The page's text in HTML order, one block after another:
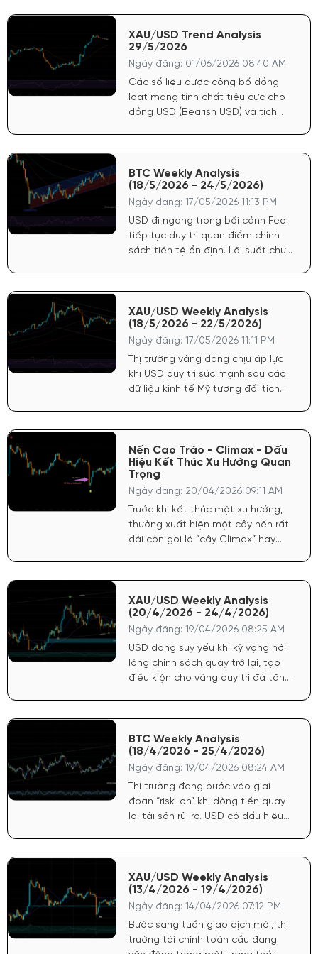
chắc để trì hoãn lộ trình nới lỏng
tiền tệ, trực tiếp tước đi động lực
tăng giá mạnh nhất của vàng.
XAU/USD Trend Analysis
29/5/2026
Ngày đăng: 01/06/2026 08:40 AM
Các số liệu được công bố đồng
loạt mang tính chất tiêu cực cho
đồng USD (Bearish USD) và tích
0.2% (thấp hơn dự báo 0.3%). Chỉ
số giá GDP sơ bộ cũng giảm còn
3.5% (dự báo 3.6%).
BTC Weekly Analysis
(18/5/2026 - 24/5/2026)
Ngày đăng: 17/05/2026 11:13 PM
USD đi ngang trong bối cảnh Fed
tiếp tục duy trì quan điểm chính
sách tiền tệ ổn định. Lãi suất chưa
lưu trú ở các tài sản rủi ro.
XAU/USD Weekly Analysis
(18/5/2026 - 22/5/2026)
Ngày đăng: 17/05/2026 11:11 PM
Thị trường vàng đang chịu áp lực
khi USD duy trì sức mạnh sau các
dữ liệu kinh tế Mỹ tương đối tích
trợ vàng bứt phá.
Nến Cao Trào - Climax - Dấu
Hiệu Kết Thúc Xu Hướng Quan
Trọng
Ngày đăng: 20/04/2026 09:11 AM
Trước khi kết thúc một xu hướng,
thường xuất hiện một cây nến rất
dài còn gọi là “cây Climax” hay
XAU/USD Weekly Analysis
(20/4/2026 - 24/4/2026)
Ngày đăng: 19/04/2026 08:25 AM
USD đang suy yếu khi kỳ vọng nới
lỏng chính sách quay trở lại, tạo
điều kiện cho vàng duy trì đà tăng.
không làm giảm sức hút của vàng
do yếu tố phòng hộ vẫn còn.
BTC Weekly Analysis
(18/4/2026 - 25/4/2026)
Ngày đăng: 19/04/2026 08:24 AM
Thị trường đang bước vào giai
đoạn “risk-on” khi dòng tiền quay
lại tài sản rủi ro. USD có dấu hiệu
cực, phản ánh kỳ vọng kinh tế ổn
định, qua đó hỗ trợ tâm lý cho
Bitcoin.
XAU/USD Weekly Analysis
(13/4/2026 - 19/4/2026)
Ngày đăng: 14/04/2026 07:12 PM
Bước sang tuần giao dịch mới, thị
trường tài chính toàn cầu đang